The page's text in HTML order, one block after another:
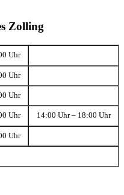
Zolling
Uhr
Uhr
Uhr
Uhr 14:00 Uhr – 18:00 Uhr
Uhr